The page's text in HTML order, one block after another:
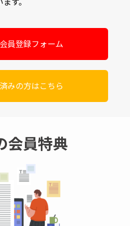
員登録フォーム
みの方はこちら
会員特典